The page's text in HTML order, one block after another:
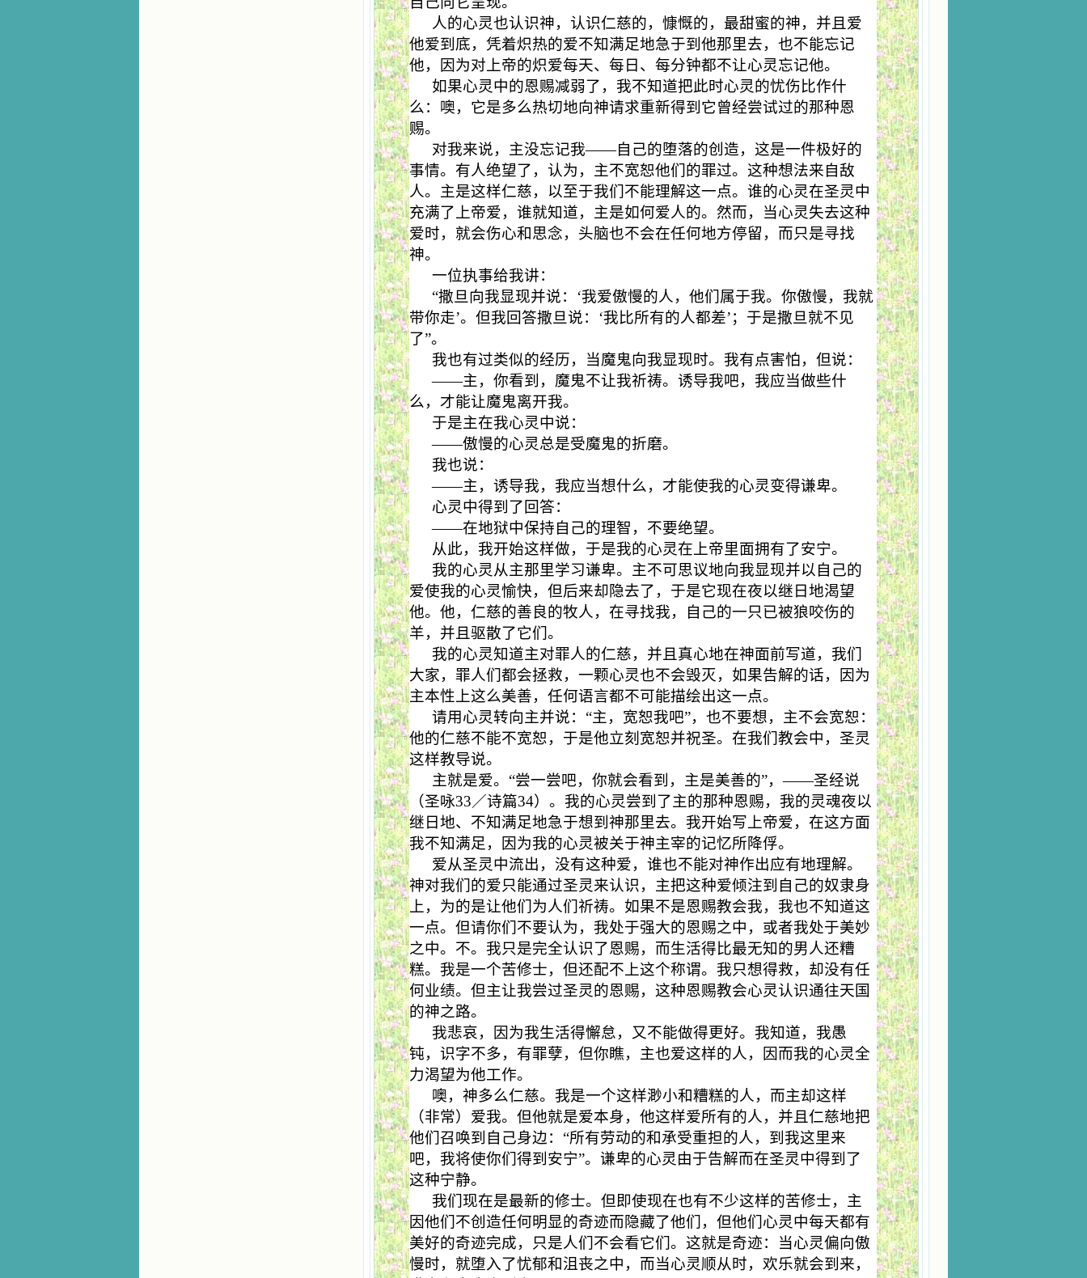
人的心灵也认识神，认识仁慈的，慷慨的，最甜蜜的神，并且爱
他爱到底，凭着炽热的爱不知满足地急于到他那里去，也不能忘记
他，因为对上帝的炽爱每天、每日、每分钟都不让心灵忘记他。
如果心灵中的恩赐减弱了，我不知道把此时心灵的忧伤比作什
么：噢，它是多么热切地向神请求重新得到它曾经尝试过的那种恩
赐。
对我来说，主没忘记我——自己的堕落的创造，这是一件极好的
事情。有人绝望了，认为，主不宽恕他们的罪过。这种想法来自敌
人。主是这样仁慈，以至于我们不能理解这一点。谁的心灵在圣灵中
充满了上帝爱，谁就知道，主是如何爱人的。然而，当心灵失去这种
爱时，就会伤心和思念，头脑也不会在任何地方停留，而只是寻找
神。
一位执事给我讲：
“撒旦向我显现并说：‘我爱傲慢的人，他们属于我。你傲慢，我就
带你走’。但我回答撒旦说：‘我比所有的人都差’；于是撒旦就不见
了”。
我也有过类似的经历，当魔鬼向我显现时。我有点害怕，但说：
——主，你看到，魔鬼不让我祈祷。诱导我吧，我应当做些什
么，才能让魔鬼离开我。
于是主在我心灵中说：
——傲慢的心灵总是受魔鬼的折磨。
我也说：
——主，诱导我，我应当想什么，才能使我的心灵变得谦卑。
心灵中得到了回答：
——在地狱中保持自己的理智，不要绝望。
从此，我开始这样做，于是我的心灵在上帝里面拥有了安宁。
我的心灵从主那里学习谦卑。主不可思议地向我显现并以自己的
爱使我的心灵愉快，但后来却隐去了，于是它现在夜以继日地渴望
他。他，仁慈的善良的牧人，在寻找我，自己的一只已被狼咬伤的
羊，并且驱散了它们。
我的心灵知道主对罪人的仁慈，并且真心地在神面前写道，我们
大家，罪人们都会拯救，一颗心灵也不会毁灭，如果告解的话，因为
主本性上这么美善，任何语言都不可能描绘出这一点。
请用心灵转向主并说：“主，宽恕我吧”，也不要想，主不会宽恕：
他的仁慈不能不宽恕，于是他立刻宽恕并祝圣。在我们教会中，圣灵
这样教导说。
主就是爱。“尝一尝吧，你就会看到，主是美善的”，——圣经说
（圣咏33／诗篇34）。我的心灵尝到了主的那种恩赐，我的灵魂夜以
继日地、不知满足地急于想到神那里去。我开始写上帝爱，在这方面
我不知满足，因为我的心灵被关于神主宰的记忆所降俘。
爱从圣灵中流出，没有这种爱，谁也不能对神作出应有地理解。
神对我们的爱只能通过圣灵来认识，主把这种爱倾注到自己的奴隶身
上，为的是让他们为人们祈祷。如果不是恩赐教会我，我也不知道这
一点。但请你们不要认为，我处于强大的恩赐之中，或者我处于美妙
之中。不。我只是完全认识了恩赐，而生活得比最无知的男人还糟
糕。我是一个苦修士，但还配不上这个称谓。我只想得救，却没有任
何业绩。但主让我尝过圣灵的恩赐，这种恩赐教会心灵认识通往天国
的神之路。
我悲哀，因为我生活得懈怠，又不能做得更好。我知道，我愚
钝，识字不多，有罪孽，但你瞧，主也爱这样的人，因而我的心灵全
力渴望为他工作。
噢，神多么仁慈。我是一个这样渺小和糟糕的人，而主却这样
（非常）爱我。但他就是爱本身，他这样爱所有的人，并且仁慈地把
他们召唤到自己身边：“所有劳动的和承受重担的人，到我这里来
吧，我将使你们得到安宁”。谦卑的心灵由于告解而在圣灵中得到了
这种宁静。
我们现在是最新的修士。但即使现在也有不少这样的苦修士，主
因他们不创造任何明显的奇迹而隐藏了他们，但他们心灵中每天都有
美好的奇迹完成，只是人们不会看它们。这就是奇迹：当心灵偏向傲
慢时，就堕入了忧郁和沮丧之中，而当心灵顺从时，欢乐就会到来，